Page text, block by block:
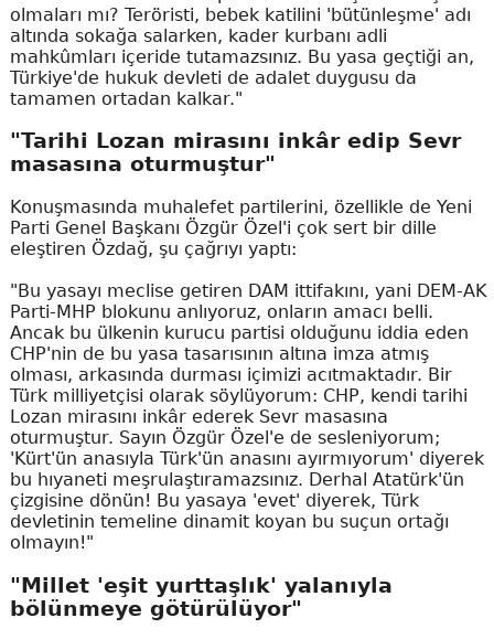
olmaları mı? Teröristi, bebek katilini 'bütünleşme' adı
altında sokağa salarken, kader kurbanı adli
mahkûmları içeride tutamazsınız. Bu yasa geçtiği an,
Türkiye'de hukuk devleti de adalet duygusu da
tamamen ortadan kalkar."
"Tarihi Lozan mirasını inkâr edip Sevr
masasına oturmuştur"
Konuşmasında muhalefet partilerini, özellikle de Yeni
Parti Genel Başkanı Özgür Özel'i çok sert bir dille
eleştiren Özdağ, şu çağrıyı yaptı:
"Bu yasayı meclise getiren DAM ittifakını, yani DEM-AK
Parti-MHP blokunu anlıyoruz, onların amacı belli.
Ancak bu ülkenin kurucu partisi olduğunu iddia eden
CHP'nin de bu yasa tasarısının altına imza atmış
olması, arkasında durması içimizi acıtmaktadır. Bir
Türk milliyetçisi olarak söylüyorum: CHP, kendi tarihi
Lozan mirasını inkâr ederek Sevr masasına
oturmuştur. Sayın Özgür Özel'e de sesleniyorum;
'Kürt'ün anasıyla Türk'ün anasını ayırmıyorum' diyerek
bu hıyaneti meşrulaştıramazsınız. Derhal Atatürk'ün
çizgisine dönün! Bu yasaya 'evet' diyerek, Türk
devletinin temeline dinamit koyan bu suçun ortağı
olmayın!"
"Millet 'eşit yurttaşlık' yalanıyla
bölünmeye götürülüyor"